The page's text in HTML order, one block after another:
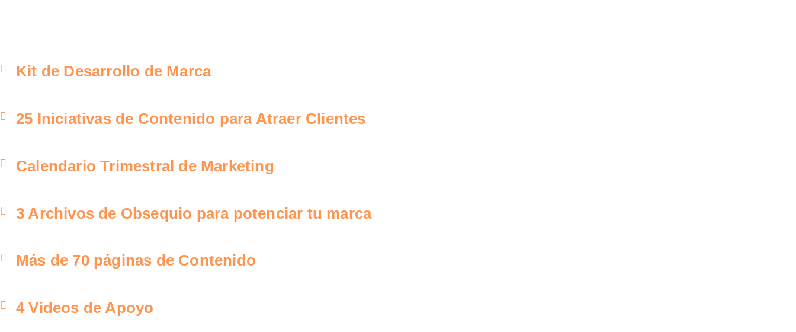
Kit de Desarrollo de Marca
25 Iniciativas de Contenido para Atraer Clientes
Calendario Trimestral de Marketing
3 Archivos de Obsequio para potenciar tu marca
Más de 70 páginas de Contenido
4 Videos de Apoyo